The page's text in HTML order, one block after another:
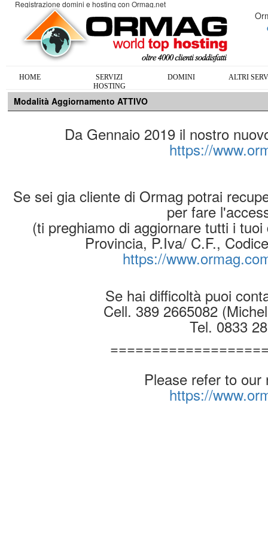
Registrazione domini e hosting con Ormag.net
HOME
SERVIZI
HOSTING
DOMINI ALTRI
Modalità Aggiornamento ATTIVO
Da Gennaio 2019 il nostro
https://
Se sei gia cliente di Ormag potrai
per fare
(ti preghiamo di aggiornare tutti i
Provincia, P.Iva/ C.F.,
https://
Se hai difficoltà puoi
Cell. 389 2665082
Tel. 0833
Please refer to our
https://